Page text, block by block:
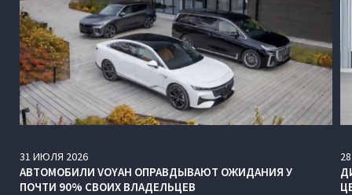
31 ИЮЛЯ 2026
АВТОМОБИЛИ VOYAH ОПРАВДЫВАЮТ ОЖИДАНИЯ У
ПОЧТИ 90% СВОИХ ВЛАДЕЛЬЦЕВ
28